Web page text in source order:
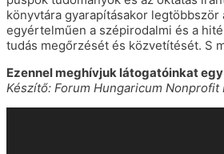
könyvtára gyarapításakor
egyértelműen a szépirodalmi és a
tudás megőrzését és közvetítését. S
Ezennel meghívjuk látogatóinkat
Készítő: Forum Hungaricum Nonprofit